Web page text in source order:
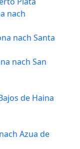
nach
nach Santa
nach San
de Haina
Azua de